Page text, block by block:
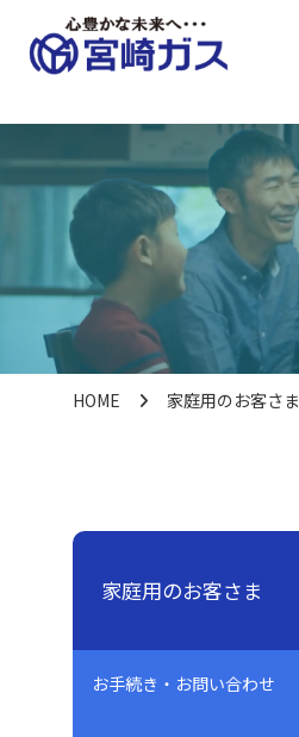
HOME 家庭用のお客さま
家庭用のお客さま
お手続き・お問い合わせ